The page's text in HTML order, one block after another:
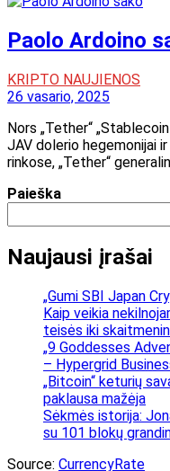
Paolo Ardoino
KRIPTO NAUJIENOS
26 vasario, 2025
Nors „Tether“
JAV dolerio hegemonijai
rinkose, „Tether“
Paieška
Naujausi įrašai
„Gumi SBI Japan
Kaip veikia
teisės iki
„9 Goddesses
– Hypergrid
„Bitcoin“ keturių
paklausa mažėja
Sėkmės istorija:
su 101 blokų
Source: CurrencyRate